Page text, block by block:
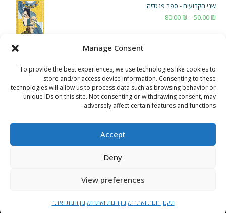
Manage Consent
To provide the best experiences, we use technologies like cookies to
store and/or access device information. Consenting to these
technologies will allow us to process data such as browsing behavior or
unique IDs on this site. Not consenting or withdrawing consent, may
adversely affect certain features and functions.
Accept
Deny
View preferences
תקנון חנות ואתרתקנון חנות ואתרתקנון חנות ואתר
שני הקבועים - ספר פנטזיה
50.00 ₪
–
80.00 ₪
Copyright 2026 - נמרוד דוויק